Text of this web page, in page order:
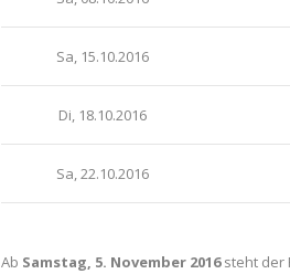
Sa, 15.10.2016
Di, 18.10.2016
Sa, 22.10.2016
Ab Samstag, 5. November 2016steht der